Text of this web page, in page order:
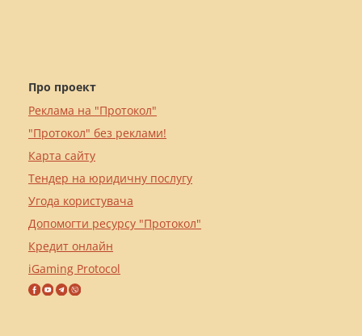
Про проект
Реклама на "Протокол"
"Протокол" без реклами!
Карта сайту
Тендер на юридичну послугу
Угода користувача
Допомогти ресурсу "Протокол"
Кредит онлайн
iGaming Protocol